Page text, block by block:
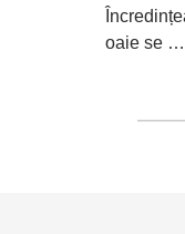
oaie se …